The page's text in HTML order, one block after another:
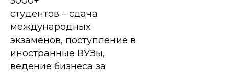
студентов – сдача
международных
экзаменов, поступление в
иностранные ВУЗы,
ведение бизнеса за